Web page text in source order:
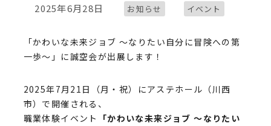
投稿日
2025年6月28日 カテゴリー
お知らせ カテゴリー
イベント
「かわいな未来ジョブ ～なりたい自分に冒険への第
一歩～」に誠空会が出展します！
2025年7月21日（月・祝）にアステホール（川西
市）で開催される、
職業体験イベント
「かわいな未来ジョブ ～なりたい